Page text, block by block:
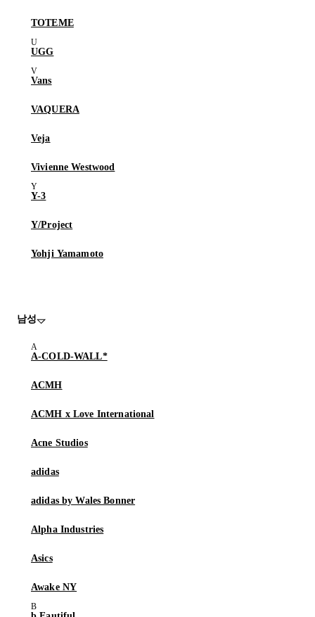
TOTEME
UGG
Vans
VAQUERA
Veja
Vivienne Westwood
Y-3
Y/Project
Yohji Yamamoto
남성
A-COLD-WALL*
ACMH
ACMH x Love International
Acne Studios
adidas
adidas by Wales Bonner
Alpha Industries
Asics
Awake NY